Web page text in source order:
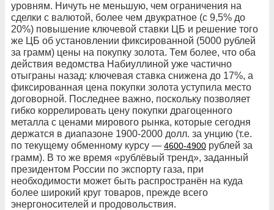
уровням. Ничуть не меньшую, чем ограничения на
сделки с валютой, более чем двукратное (с 9,5% до
20%) повышение ключевой ставки ЦБ и решение того
же ЦБ об установлении фиксированной (5000 рублей
за грамм) цены на покупку золота. Тем более, что оба
действия ведомства Набиуллиной уже частично
отыграны назад: ключевая ставка снижена до 17%, а
фиксированная цена покупки золота уступила место
договорной. Последнее важно, поскольку позволяет
гибко коррелировать цену покупки драгоценного
металла с ценами мирового рынка, которые сегодня
держатся в диапазоне 1900-2000 долл. за унцию (т.е.
по текущему обменному курсу — 4600-4900 рублей за
грамм). В то же время «рублёвый тренд», заданный
президентом России по экспорту газа, при
необходимости может быть распространён на куда
более широкий круг товаров, прежде всего
энергоносителей и продовольствия.